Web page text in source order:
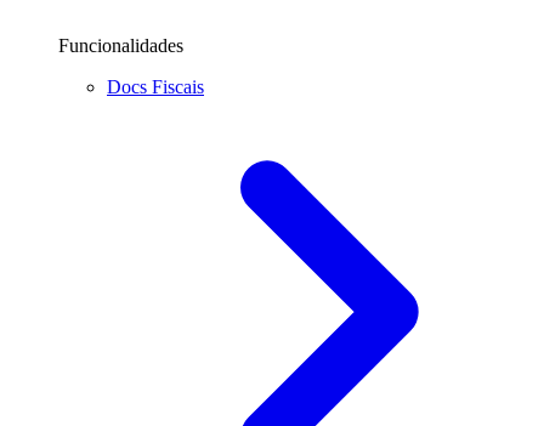
Funcionalidades
Docs Fiscais